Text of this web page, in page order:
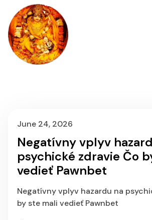
June 24, 2026
Negatívny vplyv
psychické zdravie Čo
vedieť Pawnbet
Negatívny vplyv hazardu na
by ste mali vedieť Pawnbet